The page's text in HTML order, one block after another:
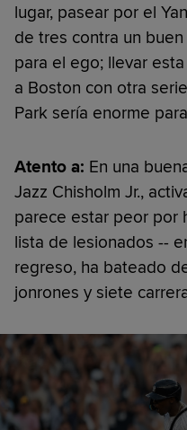
lugar, pasear por el
de tres contra un
para el ego; llevar
a Boston con otra
Park sería enorme
Atento a: En una
Jazz Chisholm Jr.,
parece estar peor por
lista de lesionados --
regreso, ha bateado
jonrones y siete